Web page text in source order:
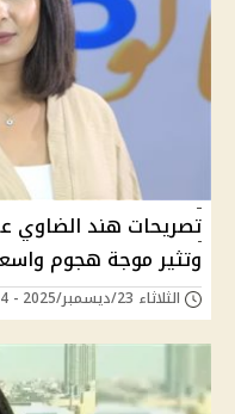
تصريحات هند الضاوي
وتثير موجة هجوم
الثلاثاء 23/ديسمبر/2025 - 06:34 م